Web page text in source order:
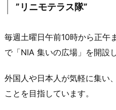
”リニモテラス隊”
毎週土曜日午前10時から正午
で「NIA 集いの広場」を開設
外国人や日本人が気軽に集い
ことを目指しています。